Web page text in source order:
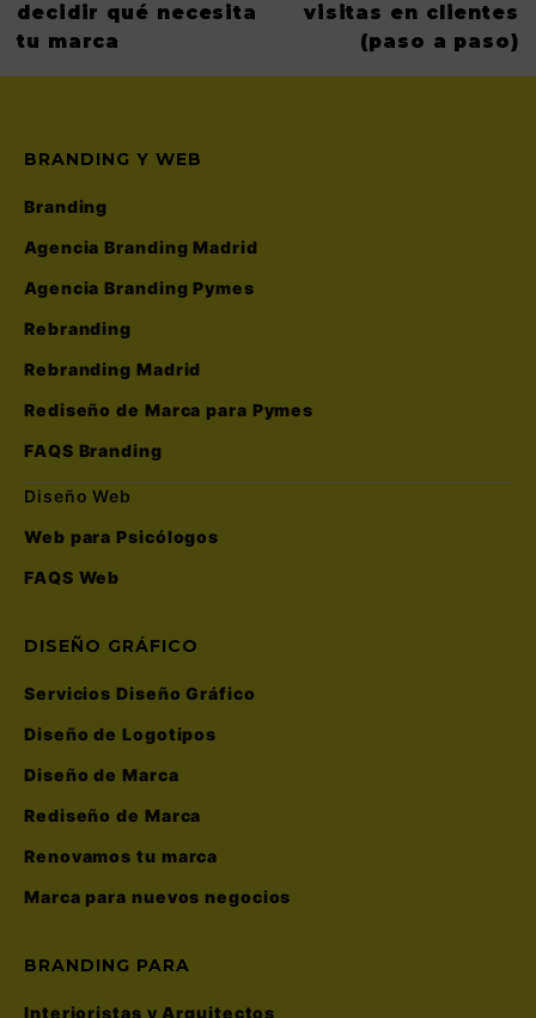
decidir qué necesita
tu marca
visitas en clientes
(paso a paso)
BRANDING Y WEB
Branding
Agencia Branding Madrid
Agencia Branding Pymes
Rebranding
Rebranding Madrid
Rediseño de Marca para Pymes
FAQS Branding
Diseño Web
Web para Psicólogos
FAQS Web
DISEÑO GRÁFICO
Servicios Diseño Gráfico
Diseño de Logotipos
Diseño de Marca
Rediseño de Marca
Renovamos tu marca
Marca para nuevos negocios
BRANDING PARA
Interioristas y Arquitectos